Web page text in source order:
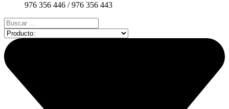
976 356 446 / 976 356 443
Search
...